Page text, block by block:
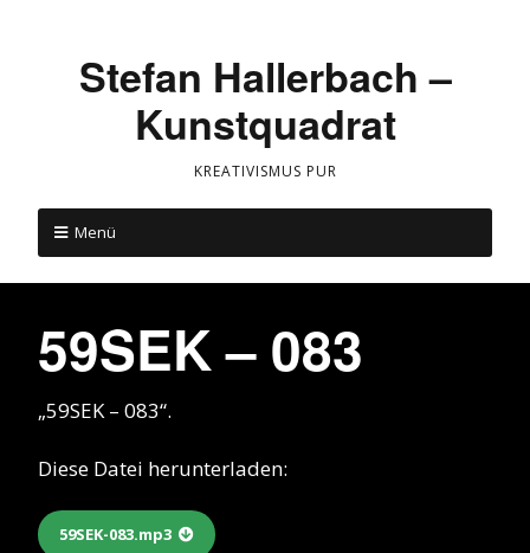
Stefan Hallerbach –
Kunstquadrat
KREATIVISMUS PUR
Menü
59SEK – 083
„59SEK – 083“.
Diese Datei herunterladen:
59SEK-083.mp3